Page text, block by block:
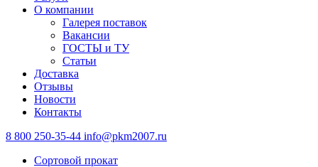
О компании
Галерея поставок
Вакансии
ГОСТЫ и ТУ
Статьи
Доставка
Отзывы
Новости
Контакты
8 800 250-35-44 info@pkm2007.ru
Сортовой прокат